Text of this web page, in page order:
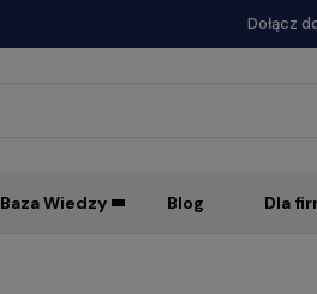
Dołącz
Baza Wiedzy Blog Dla